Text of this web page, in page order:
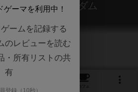
ンダフルキングダム
It's a Wonderful Kingdom
カフェ
ゲーマを利用中！
ームを記録する
のレビューを読む
・所有リストの共
有
登録（10秒）